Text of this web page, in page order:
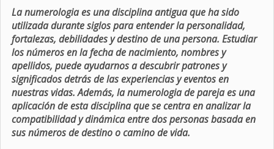
La numerologia es una disciplina antigua que ha sido
utilizada durante siglos para entender la personalidad,
fortalezas, debilidades y destino de una persona. Estudiar
los números en la fecha de nacimiento, nombres y
apellidos, puede ayudarnos a descubrir patrones y
significados detrás de las experiencias y eventos en
nuestras vidas. Además, la numerologia de pareja es una
aplicación de esta disciplina que se centra en analizar la
compatibilidad y dinámica entre dos personas basada en
sus números de destino o camino de vida.